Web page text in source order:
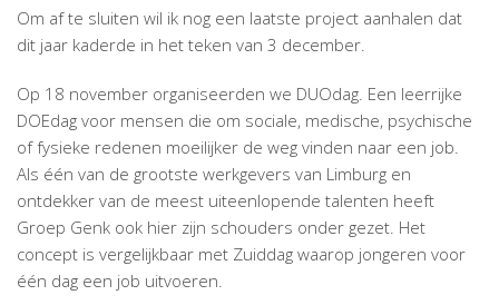
Om af te sluiten wil ik nog een laatste project aanhalen dat
dit jaar kaderde in het teken van 3 december.
Op 18 november organiseerden we DUOdag. Een leerrijke
DOEdag voor mensen die om sociale, medische, psychische
of fysieke redenen moeilijker de weg vinden naar een job.
Als één van de grootste werkgevers van Limburg en
ontdekker van de meest uiteenlopende talenten heeft
Groep Genk ook hier zijn schouders onder gezet. Het
concept is vergelijkbaar met Zuiddag waarop jongeren voor
één dag een job uitvoeren.